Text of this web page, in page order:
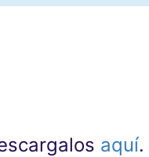
aquí.